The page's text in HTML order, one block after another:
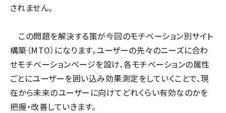
されません。
この問題を解決する策が今回のモチベーション別サイト
構築（MTO）になります。ユーザーの先々のニーズに合わ
せモチベーションページを設け、各モチベーションの属性
ごとにユーザーを囲い込み効果測定をしていくことで、現
在から未来のユーザーに向けてどれくらい有効なのかを
把握・改善していきます。